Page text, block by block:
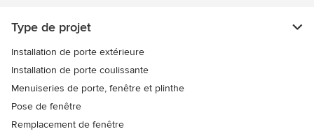
Type de projet
Installation de porte extérieure
Installation de porte coulissante
Menuiseries de porte, fenêtre et plinthe
Pose de fenêtre
Remplacement de fenêtre